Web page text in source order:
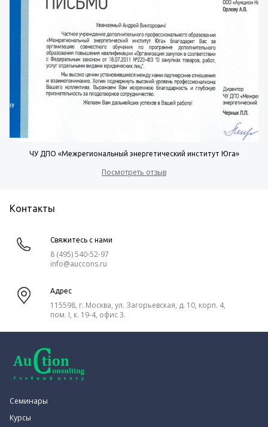
ЧУ ДПО «Межрегиональный энергетический институт Юга»
Посмотреть отзыв
Контакты
Свяжитесь с нами
8 (495) 540-52-97
info@auccons.ru
Адрес
115598, г. Москва, ул. Загорьевская, д. 10, корп. 4,
пом. I, к. 19-4, офис 3.
Семинары
Курсы